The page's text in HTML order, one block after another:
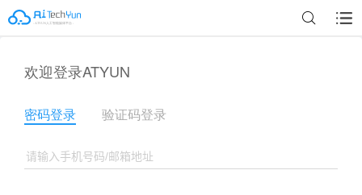
欢迎登录ATYUN
密码登录 验证码登录